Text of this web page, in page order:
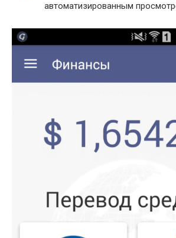
автоматизированным